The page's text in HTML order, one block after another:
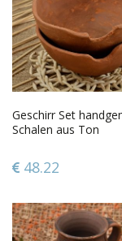
Geschirr Set
Schalen aus Ton
Zubehör modern
48.22